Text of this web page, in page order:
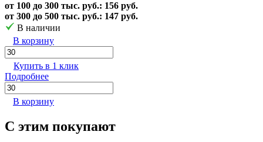
от 100 до 300 тыс. руб.: 156 руб.
от 300 до 500 тыс. руб.: 147 руб.
В наличии
В корзину
Купить в 1 клик
Подробнее
В корзину
С этим покупают